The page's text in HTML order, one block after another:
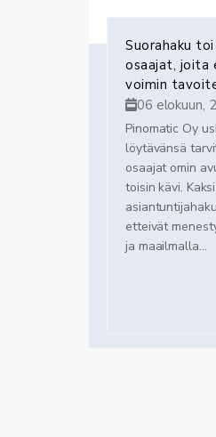
Suorahaku toi
osaajat, joita
voimin
06 elokuun,
Pinomatic Oy
löytävänsä
osaajat omin
toisin kävi. Kaksi
etteivät
ja maailmalla...